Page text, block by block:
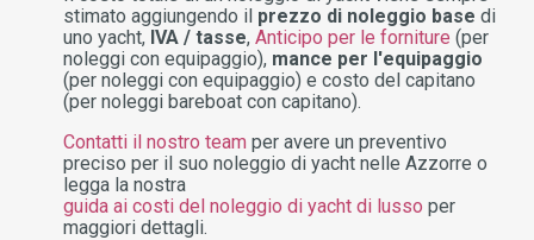
stimato aggiungendo il prezzo di noleggio base di
uno yacht, IVA / tasse, Anticipo per le forniture (per
noleggi con equipaggio), mance per l'equipaggio
(per noleggi con equipaggio) e costo del capitano
(per noleggi bareboat con capitano).
Contatti il nostro team per avere un preventivo
preciso per il suo noleggio di yacht nelle Azzorre o
legga la nostra
guida ai costi del noleggio di yacht di lusso per
maggiori dettagli.